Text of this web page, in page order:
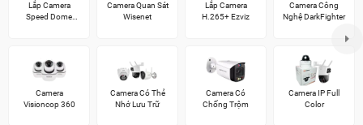
Lắp Camera
Speed Dome
Camera Quan Sát
Wisenet
Lắp Camera
H.265+ Ezviz
Camera Công
Nghệ DarkFighter
Camera
Visioncop 360
Camera Có Thẻ
Nhớ Lưu Trữ
Camera Có
Chống Trộm
Camera IP Full
Color